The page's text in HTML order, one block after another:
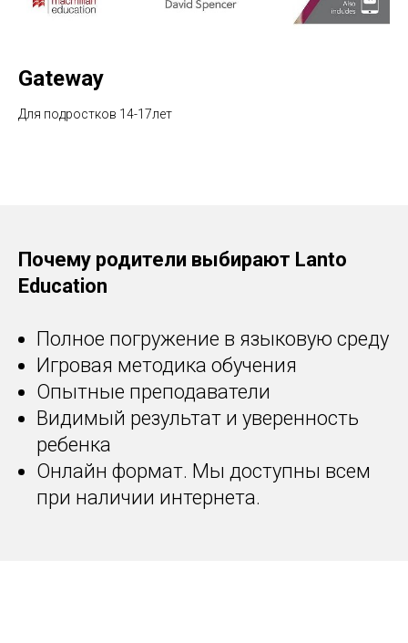
Gateway
Для подростков 14-17лет
Почему родители выбирают Lanto
Education
Полное погружение в языковую среду
Игровая методика обучения
Опытные преподаватели
Видимый результат и уверенность
ребенка
Онлайн формат. Мы доступны всем
при наличии интернета.